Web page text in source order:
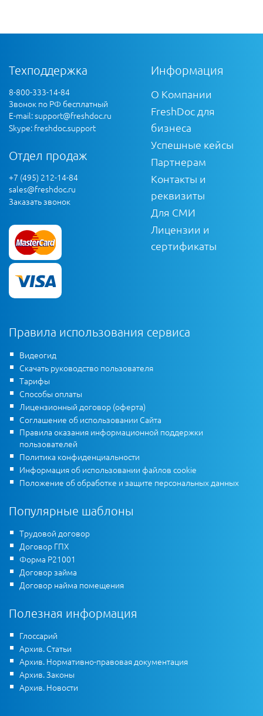
Техподдержка
8-800-333-14-84
Звонок по РФ бесплатный
E-mail:support@freshdoc.ru
Skype: freshdoc.support
Отдел продаж
+7 (495) 212-14-84
sales@freshdoc.ru
Заказать звонок
Информация
О Компании
FreshDoc для
бизнеса
Успешные кейсы
Партнерам
Контакты и
реквизиты
Для СМИ
Лицензии и
сертификаты
Правила использования сервиса
Видеогид
Скачать руководство пользователя
Тарифы
Способы оплаты
Лицензионный договор (оферта)
Соглашение об использовании Сайта
Правила оказания информационной поддержки
пользователей
Политика конфиденциальности
Информация об использовании файлов cookie
Положение об обработке и защите персональных данных
Популярные шаблоны
Трудовой договор
Договор ГПХ
Форма Р21001
Договор займа
Договор найма помещения
Полезная информация
Глоссарий
Архив. Статьи
Архив. Нормативно-правовая документация
Архив. Законы
Архив. Новости